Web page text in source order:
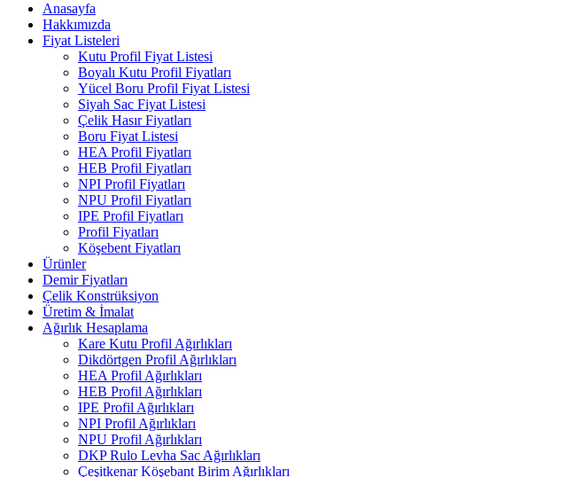
Anasayfa
Hakkımızda
Fiyat Listeleri
Kutu Profil Fiyat Listesi
Boyalı Kutu Profil Fiyatları
Yücel Boru Profil Fiyat Listesi
Siyah Sac Fiyat Listesi
Çelik Hasır Fiyatları
Boru Fiyat Listesi
HEA Profil Fiyatları
HEB Profil Fiyatları
NPI Profil Fiyatları
NPU Profil Fiyatları
IPE Profil Fiyatları
Profil Fiyatları
Köşebent Fiyatları
Ürünler
Demir Fiyatları
Çelik Konstrüksiyon
Üretim & İmalat
Ağırlık Hesaplama
Kare Kutu Profil Ağırlıkları
Dikdörtgen Profil Ağırlıkları
HEA Profil Ağırlıkları
HEB Profil Ağırlıkları
IPE Profil Ağırlıkları
NPI Profil Ağırlıkları
NPU Profil Ağırlıkları
DKP Rulo Levha Sac Ağırlıkları
Çeşitkenar Köşebant Birim Ağırlıkları